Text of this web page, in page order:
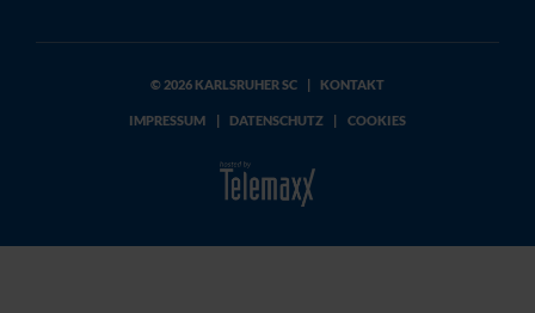
© 2026 KARLSRUHER SC KONTAKT
IMPRESSUM | DATENSCHUTZ | COOKIES